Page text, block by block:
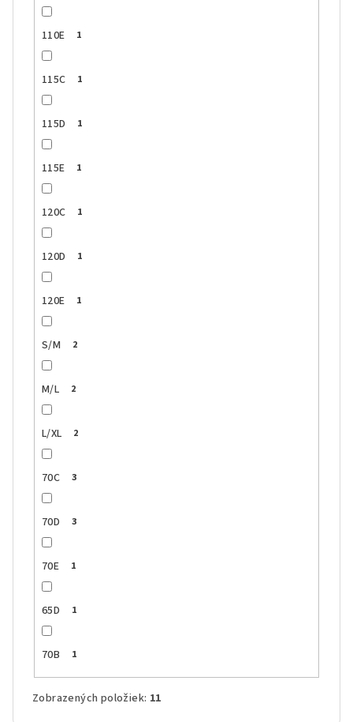
110E 1
115C 1
115D 1
115E 1
120C 1
120D 1
120E 1
S/M 2
M/L 2
L/XL 2
70C 3
70D 3
70E 1
65D 1
70B 1
Zobrazených položiek: 11